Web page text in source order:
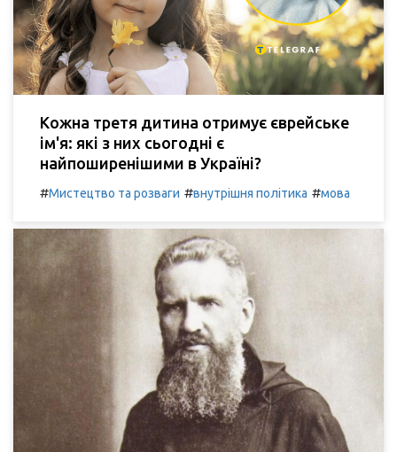
Кожна третя дитина отримує єврейське
ім'я: які з них сьогодні є
найпоширенішими в Україні?
#Мистецтво та розваги #внутрішня політика #мова